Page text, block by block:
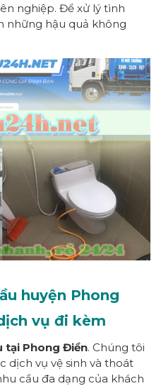
nghiệp. Để xử lý tình
những hậu quả không
huyện Phong
vụ đi kèm
tại Phong Điền. Chúng tôi
dịch vụ vệ sinh và thoát
cầu đa dạng của khách